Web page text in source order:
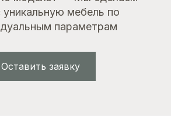
уникальную мебель по
параметрам
Оставить заявку